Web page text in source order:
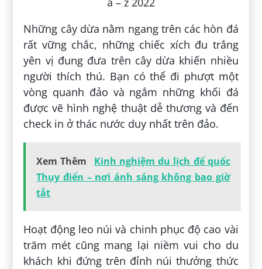
Những cây dừa nằm ngang trên các hòn đá
rất vững chắc, những chiếc xích đu trắng
yên vị đung đưa trên cây dừa khiến nhiều
người thích thú. Bạn có thể đi phượt một
vòng quanh đảo và ngắm những khối đá
được vẽ hình nghệ thuật dễ thương và đến
check in ở thác nước duy nhất trên đảo.
Xem Thêm
Kinh nghiệm du lịch đế quốc
Thụy điển – nơi ánh sáng không bao giờ
tắt
Hoạt động leo núi và chinh phục độ cao vài
trăm mét cũng mang lại niềm vui cho du
khách khi đứng trên đỉnh núi thưởng thức